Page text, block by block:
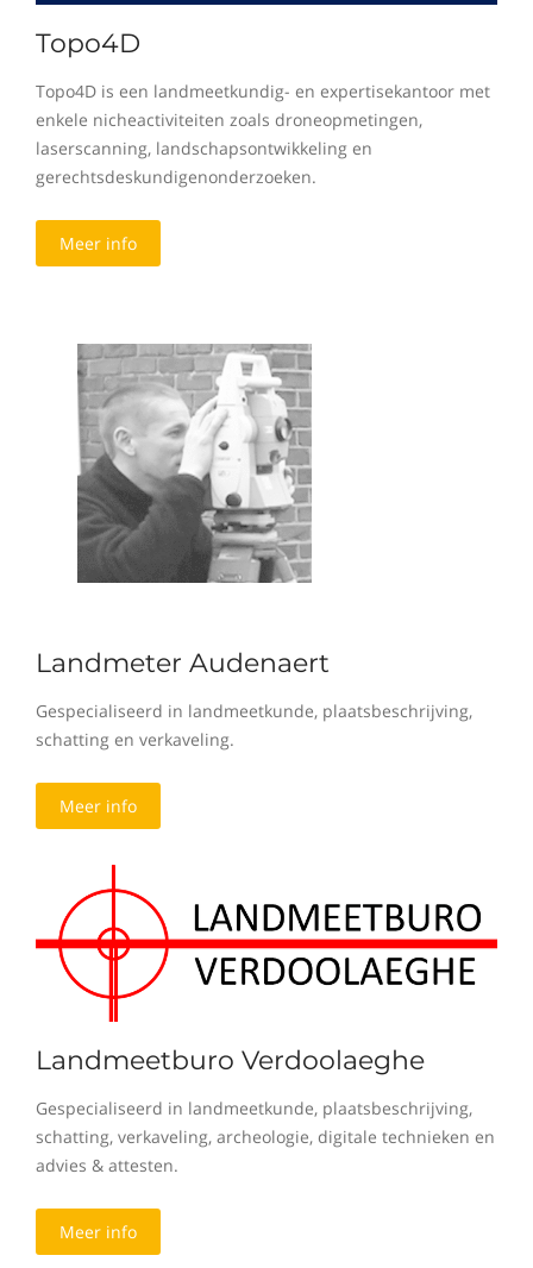
Topo4D
Topo4D is een landmeetkundig- en expertisekantoor met
enkele nicheactiviteiten zoals droneopmetingen,
laserscanning, landschapsontwikkeling en
gerechtsdeskundigenonderzoeken.
Meer info
Landmeter Audenaert
Gespecialiseerd in landmeetkunde, plaatsbeschrijving,
schatting en verkaveling.
Meer info
Landmeetburo Verdoolaeghe
Gespecialiseerd in landmeetkunde, plaatsbeschrijving,
schatting, verkaveling, archeologie, digitale technieken en
advies & attesten.
Meer info